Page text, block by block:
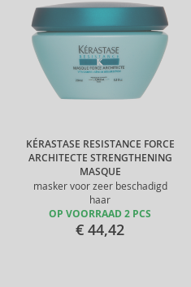
KÉRASTASE RESISTANCE FORCE
ARCHITECTE STRENGTHENING
MASQUE
masker voor zeer beschadigd
haar
OP VOORRAAD 2 PCS
€ 44,42